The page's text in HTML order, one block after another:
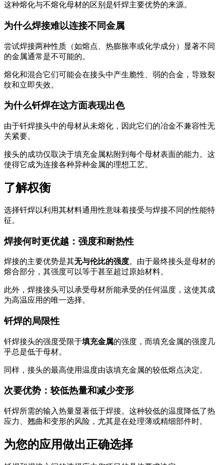
这种熔化与不熔化母材的区别是钎焊主要优势的来源。
为什么焊接难以连接不同金属
尝试焊接两种性质（如熔点、热膨胀率或化学成分）显著不同
的金属通常是不可能的。
熔化和混合它们可能会在接头中产生脆性、弱的合金，导致裂
纹和立即失效。
为什么钎焊在这方面表现出色
由于钎焊接头中的母材从未熔化，因此它们的冶金不兼容性无
关紧要。
接头的成功仅取决于填充金属粘附到每个母材表面的能力。这
使得它成为连接各种异种金属的理想工艺。
了解权衡
选择钎焊以利用其材料通用性意味着接受与焊接不同的性能特
征。
焊接何时更优越：强度和耐热性
焊接的主要优势是其无与伦比的强度。由于最终接头是母材的
熔合部分，其强度可以等于甚至超过原始材料。
此外，焊接接头可以承受母材所能承受的任何温度，这使其成
为高温应用的唯一选择。
钎焊的局限性
钎焊接头的强度受限于填充金属的强度，而填充金属的强度几
乎总是低于母材。
同样，接头的最高使用温度由该填充金属的较低熔点决定。
次要优势：较低热量和减少变形
钎焊所需的输入热量显著低于焊接。这种较低的温度降低了热
应力、翘曲和变形的风险，尤其是在处理薄或精细部件时。
为您的应用做出正确选择